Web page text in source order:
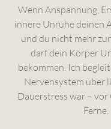
Wenn Anspannung,
innere Unruhe deinen
und du nicht mehr
darf dein Körper
bekommen. Ich
Nervensystem über
Dauerstress war –
Ferne.